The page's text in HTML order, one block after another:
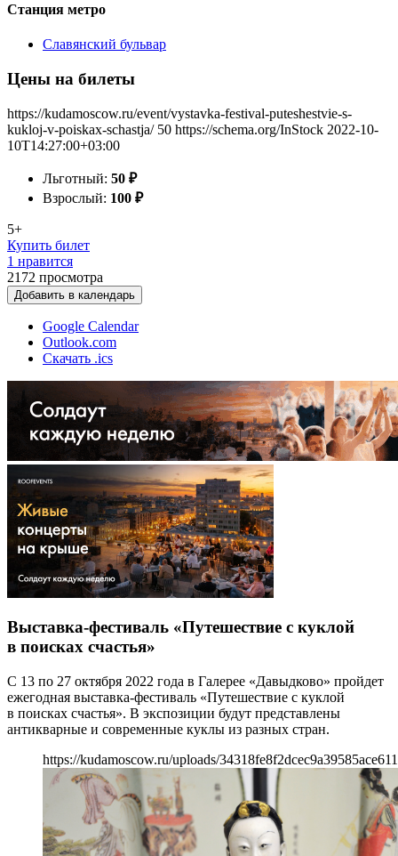
Станция метро
Славянский бульвар
Цены на билеты
https://kudamoscow.ru/event/vystavka-festival-puteshestvie-s-
kukloj-v-poiskax-schastja/ 50 https://schema.org/InStock 2022-10-
10T14:27:00+03:00
Льготный: 50 ₽
Взрослый: 100 ₽
5+
Купить билет
1 нравится
2172 просмотра
Добавить в календарь
Google Calendar
Outlook.com
Скачать .ics
Выставка-фестиваль «Путешествие с куклой
в поисках счастья»
С 13 по 27 октября 2022 года в Галерее «Давыдково» пройдет
ежегодная выставка-фестиваль «Путешествие с куклой
в поисках счастья». В экспозиции будут представлены
антикварные и современные куклы из разных стран.
https://kudamoscow.ru/uploads/